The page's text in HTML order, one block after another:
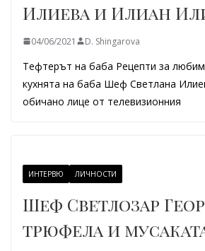
Илиева и Илиан
04/06/2021 D. Shingarova
Тефтерът на баба Рецепти за
кухнята на баба Шеф Светлана
обичано лице от телевизионния
ИНТЕРВЮ ЛИЧНОСТИ
Шеф Светлозар
трюфела и